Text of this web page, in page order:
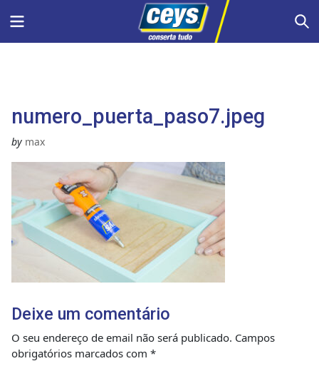
Menu
numero_puerta_paso7.jpeg
by max
Deixe um comentário
O seu endereço de email não será publicado. Campos
obrigatórios marcados com *